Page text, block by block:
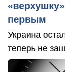
первым
Украина
теперь не